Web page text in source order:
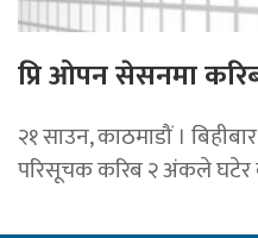
प्रि ओपन सेसनमा
२१ साउन, काठमाडौं ।
परिसूचक करिब २ अंकले घटेर